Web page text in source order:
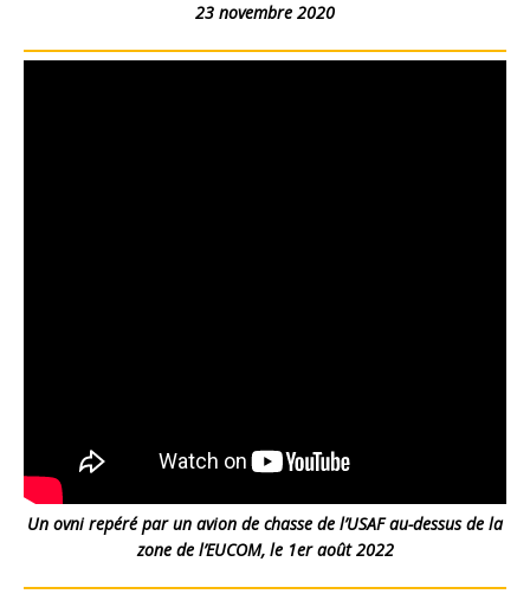
23 novembre 2020
Un ovni repéré par un avion de chasse de l’USAF au-dessus de la
zone de l’EUCOM, le 1er août 2022